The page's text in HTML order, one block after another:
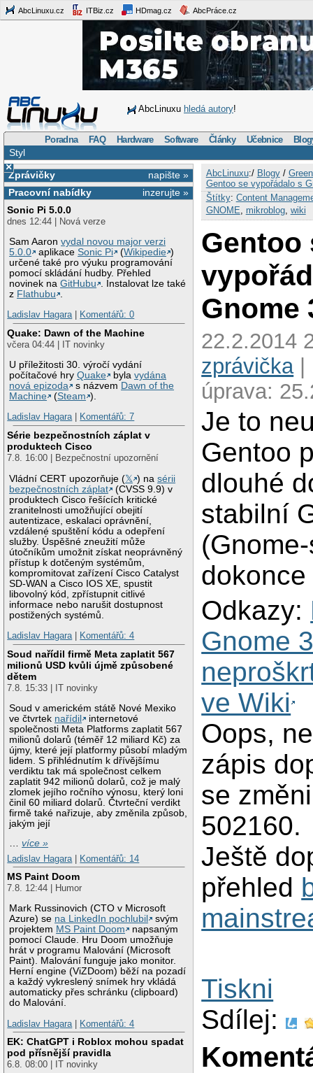
AbcLinuxu.cz ITBiz.cz HDmag.cz AbcPráce.cz
AbcLinuxu hledá autory!
Poradna FAQ Hardware Software Články Učebnice
Styl
×
napište »
Zprávičky
inzerujte »
Pracovní nabídky
Sonic Pi 5.0.0
dnes 12:44 | Nová verze
Sam Aaronvydal novou major verzi
5.0.0
aplikaceSonic Pi (Wikipedie )
určené také pro výuku programování
pomocí skládání hudby. Přehled
novinek naGitHubu
. Instalovat lze také
z Flathubu
Ladislav Hagara| Komentářů: 0
Quake: Dawn of the Machine
včera 04:44 | IT novinky
U příležitosti 30. výročí vydání
počítačové hryQuake bylavydána
nová epizoda
s názvem Dawn of the
Machine
(Steam ).
Ladislav Hagara| Komentářů: 7
Série bezpečnostních záplat v
produktech Cisco
7.8. 16:00 | Bezpečnostní upozornění
Vládní CERT upozorňuje (𝕏 ) nasérii
bezpečnostních záplat
(CVSS 9.9) v
produktech Cisco řešících kritické
zranitelnosti umožňující obejití
autentizace, eskalaci oprávnění,
vzdálené spuštění kódu a odepření
služby. Úspěšné zneužití může
útočníkům umožnit získat neoprávněný
přístup k dotčeným systémům,
kompromitovat zařízení Cisco Catalyst
SD-WAN a Cisco IOS XE, spustit
libovolný kód, zpřístupnit citlivé
informace nebo narušit dostupnost
postižených systémů.
Ladislav Hagara| Komentářů: 4
Soud nařídil firmě Meta zaplatit 567
milionů USD kvůli újmě způsobené
dětem
7.8. 15:33 | IT novinky
Soud v americkém státě Nové Mexiko
ve čtvrtek nařídil
internetové
společnosti Meta Platforms zaplatit 567
milionů dolarů (téměř 12 miliard Kč) za
újmy, které její platformy působí mladým
lidem. S přihlédnutím k dřívějšímu
verdiktu tak má společnost celkem
zaplatit 942 milionů dolarů, což je malý
zlomek jejího ročního výnosu, který loni
činil 60 miliard dolarů. Čtvrteční verdikt
firmě také nařizuje, aby změnila způsob,
jakým její
…více »
Ladislav Hagara
Komentářů: 14
MS Paint Doom
7.8. 12:44 | Humor
Mark Russinovich (CTO v Microsoft
Azure) se na LinkedIn pochlubil
svým
projektem MS Paint Doom
napsaným
pomocí Claude. Hru Doom umožňuje
hrát v programu Malování (Microsoft
Paint). Malování funguje jako monitor.
Herní engine (ViZDoom) běží na pozadí
a každý vykreslený snímek hry vkládá
automaticky přes schránku (clipboard)
do Malování.
Ladislav Hagara | Komentářů: 4
EK: ChatGPT i Roblox mohou spadat
pod přísnější pravidla
6.8. 08:00 | IT novinky
AbcLinuxu:/ Blogy/
Gentoo se vypořádalo s
Štítky: Content
GNOME, mikroblog, wiki
Gentoo
Gnome
22.2.2014
zprávička|
úprava:
Je to
Gentoo
dlouhé
stabilní
Odkazy:
Gnome
ve Wiki
Oops,
zápis
se
502160.
Ještě
přehled
Tiskni
Sdílej: